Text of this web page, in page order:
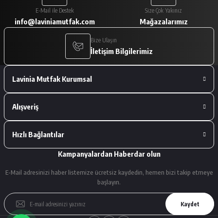
Paketleme çok iyiydi. Ürünler tam
istediğimiz gibiydi.
A... V... | 29/01/2026
Deneyimini Paylaş
E-Mail ile Destek
info@laviniamutfak.com
Size Çok Yakınız
Mağazalarımız
Bize Ulaşın
İletişim Bilgilerimiz
Lavinia Mutfak Kurumsal
Alışveriş
Hızlı Bağlantılar
Kampanyalardan Haberdar olun
E-Mail adresinizi haber listemize ücretsiz kaydedin, hemen bizi takip etmeye
başlayın.
Kaydet